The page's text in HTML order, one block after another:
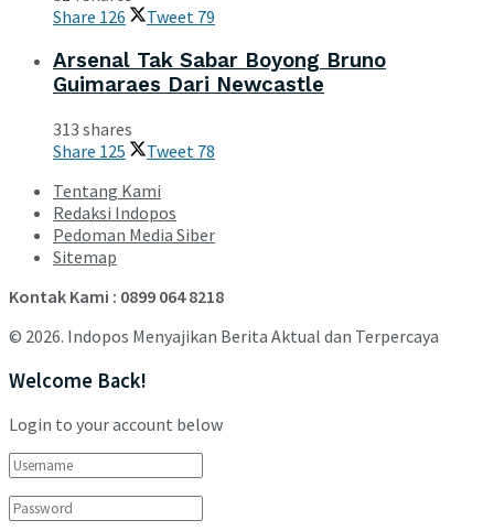
Share 126 Tweet 79
Arsenal Tak Sabar Boyong Bruno
Guimaraes Dari Newcastle
313 shares
Share 125 Tweet 78
Tentang Kami
Redaksi Indopos
Pedoman Media Siber
Sitemap
Kontak Kami : 0899 064 8218
© 2026. Indopos Menyajikan Berita Aktual dan Terpercaya
Welcome Back!
Login to your account below